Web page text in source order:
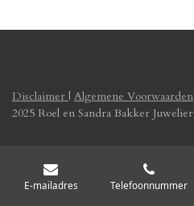
Disclaimer | Algemene Voorwaarden
2025 Roel en Sandra Bakker Juwelier
E-mailadres Telefoonnummer